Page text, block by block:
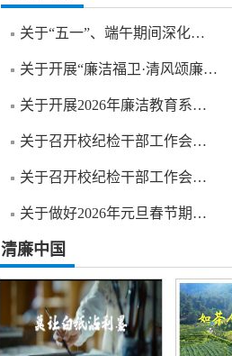
关于“五一”、端午期间深化落实 中央八...
关于开展“廉洁福卫·清风颂廉”主题宣讲...
关于开展2026年廉洁教育系列活动的通知
关于召开校纪检干部工作会议的通知
关于召开校纪检干部工作会议的通知
关于做好2026年元旦春节期间正风肃纪工...
清廉中国